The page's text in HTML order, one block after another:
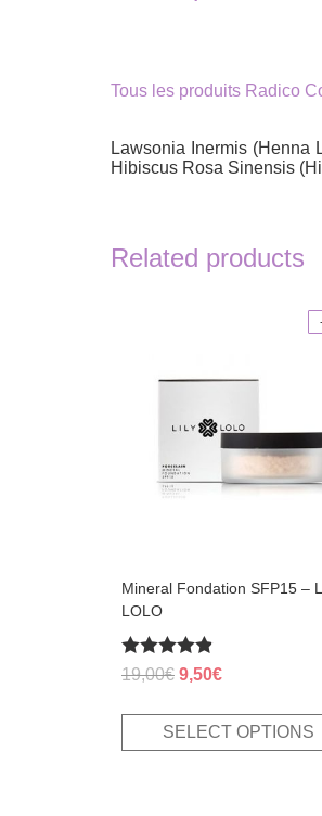
Tous les produits Radico
Lawsonia Inermis (Henna
Hibiscus Rosa Sinensis
Related products
Mineral Fondation SFP15 –
LOLO
Rated
4.83
19,00€ Original
was:
19,00€.
9,50€Current
is:
9,50€.
SELECT OPTIONS
multiple
chosen
page